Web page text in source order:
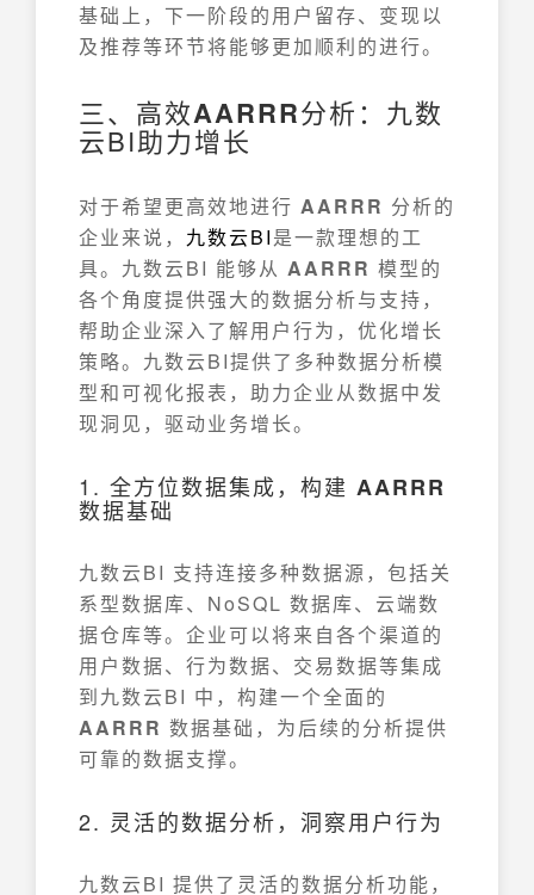
基础上，下一阶段的用户留存、变现以
及推荐等环节将能够更加顺利的进行。
三、高效AARRR分析：九数
云BI助力增长
对于希望更高效地进行 AARRR 分析的
企业来说， 九数云BI是一款理想的工
具。九数云BI 能够从 AARRR 模型的
各个角度提供强大的数据分析与支持，
帮助企业深入了解用户行为，优化增长
策略。九数云BI提供了多种数据分析模
型和可视化报表，助力企业从数据中发
现洞见，驱动业务增长。
1. 全方位数据集成，构建 AARRR
数据基础
九数云BI 支持连接多种数据源，包括关
系型数据库、NoSQL 数据库、云端数
据仓库等。企业可以将来自各个渠道的
用户数据、行为数据、交易数据等集成
到九数云BI 中，构建一个全面的
AARRR 数据基础，为后续的分析提供
可靠的数据支撑。
2. 灵活的数据分析，洞察用户行为
九数云BI 提供了灵活的数据分析功能，